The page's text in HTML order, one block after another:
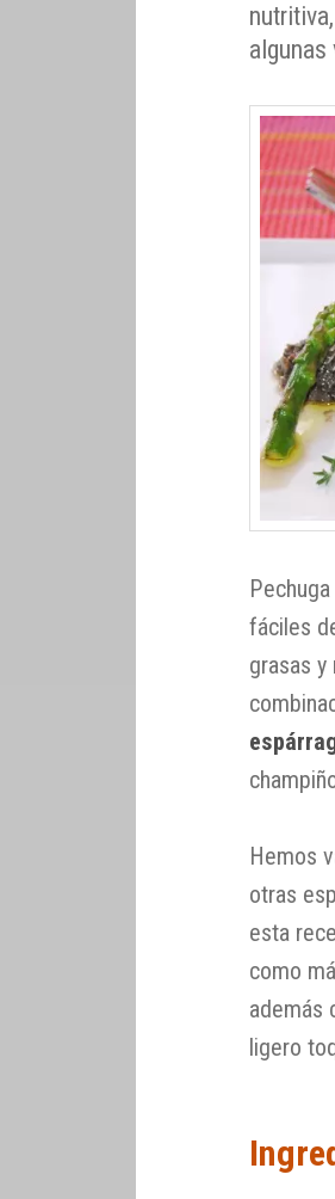
algunas
fáciles
grasas
Hemos
otras
esta
como
además
ligero